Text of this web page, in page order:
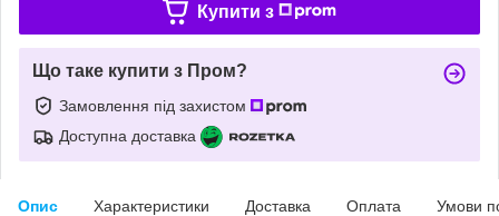
Купити з
Що таке купити з Пром?
Замовлення під захистом
Доступна доставка
Опис Характеристики Доставка Оплата Умови